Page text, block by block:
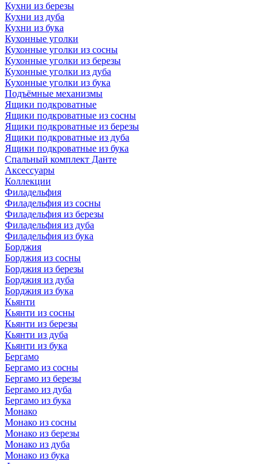
Кухни из березы
Кухни из дуба
Кухни из бука
Кухонные уголки
Кухонные уголки из сосны
Кухонные уголки из березы
Кухонные уголки из дуба
Кухонные уголки из бука
Подъёмные механизмы
Ящики подкроватные
Ящики подкроватные из сосны
Ящики подкроватные из березы
Ящики подкроватные из дуба
Ящики подкроватные из бука
Спальный комплект Данте
Аксессуары
Коллекции
Филадельфия
Филадельфия из сосны
Филадельфия из березы
Филадельфия из дуба
Филадельфия из бука
Борджия
Борджия из сосны
Борджия из березы
Борджия из дуба
Борджия из бука
Кьянти
Кьянти из сосны
Кьянти из березы
Кьянти из дуба
Кьянти из бука
Бергамо
Бергамо из сосны
Бергамо из березы
Бергамо из дуба
Бергамо из бука
Монако
Монако из сосны
Монако из березы
Монако из дуба
Монако из бука